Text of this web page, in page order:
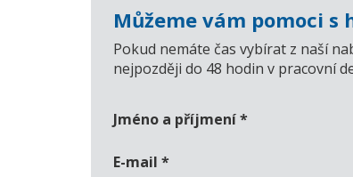
Můžeme vám pomoci
Pokud nemáte čas vybírat z naší
nejpozději do 48 hodin v pracovní
Jméno a příjmení*
E-mail *